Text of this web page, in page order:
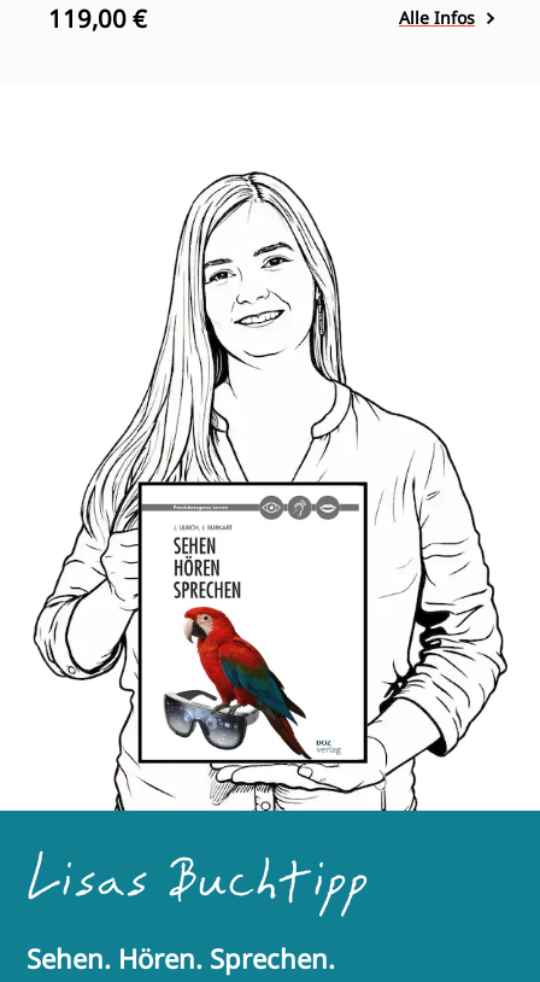
119,00 € Alle Infos
Lisas Buchtipp
Sehen. Hören. Sprechen.